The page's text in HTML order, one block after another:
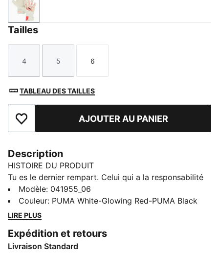
PUMA White-Glowing Red-PUMA Black
Tailles
Taille
4
Taille
5
Taille
6
TABLEAU DES TAILLES
Ajouter aux favorisAJOUTER AU PANIER
Description
HISTOIRE DU PRODUIT
Tu es le dernier rempart. Celui qui a la responsabilité
de la victoire... ou de la défaite. Alors opte pour un
équipement digne de ce nom avec PUMA ULTRA
PROTECT. Ces gants sont dotés d'une paume en latex
résistance, d'une sangle en latex au poignet pour un
soutien supplémentaire, et d'un système de protection
Modèle: 041955_06
Couleur: PUMA White-Glowing Red-PUMA Black
LIRE PLUS
Expédition et retours
Livraison Standard